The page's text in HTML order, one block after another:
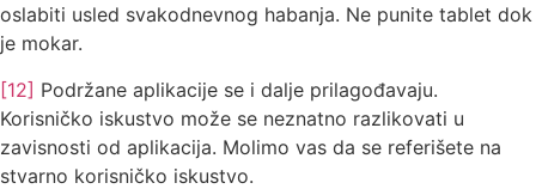
oslabiti usled svakodnevnog habanja. Ne punite tablet dok
je mokar.
[12] Podržane aplikacije se i dalje prilagođavaju.
Korisničko iskustvo može se neznatno razlikovati u
zavisnosti od aplikacija. Molimo vas da se referišete na
stvarno korisničko iskustvo.